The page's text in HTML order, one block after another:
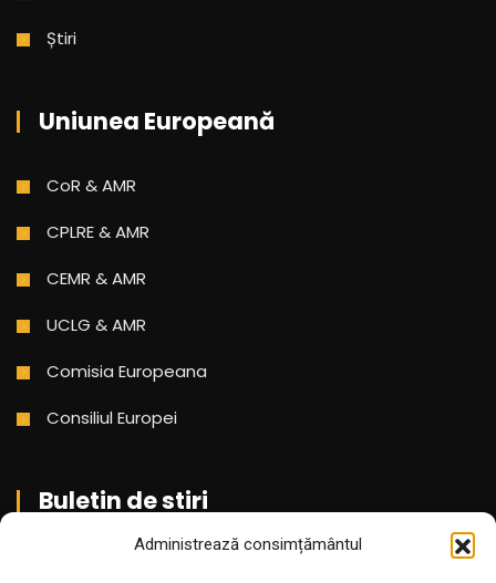
Administrează consimțământul
Știri
Uniunea Europeană
CoR & AMR
CPLRE & AMR
CEMR & AMR
UCLG & AMR
Comisia Europeana
Consiliul Europei
Buletin de stiri
Aboneaza-te pentru a primi cele mai noi stiri din partea